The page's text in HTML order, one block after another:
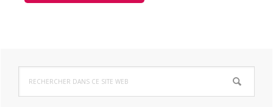
Barre
latérale
dans
ce